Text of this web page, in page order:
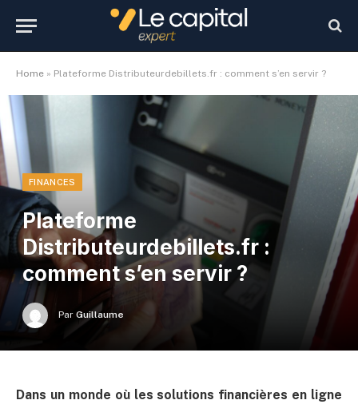
Home » Plateforme Distributeurdebillets.fr : comment s’en servir ?
FINANCES
Plateforme
Distributeurdebillets.fr :
comment s’en servir ?
Par Guillaume
Dans un monde où les solutions financières en ligne